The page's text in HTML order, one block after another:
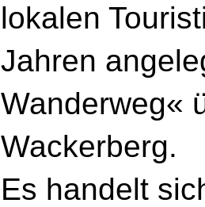
lokalen
Jahren
Wanderweg«
Wackerberg.
Es handelt